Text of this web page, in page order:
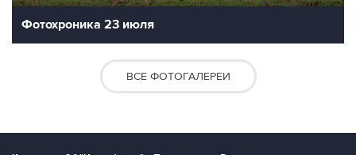
Фотохроника 23 июля
ВСЕ ФОТОГАЛЕРЕИ